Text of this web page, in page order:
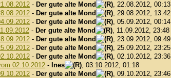
- Der gute alte Mond
, 22.08.2012, 00:13
- Der gute alte Mond
, 29.08.2012, 13:42
- Der gute alte Mond
, 05.09.2012, 00:14
- Der gute alte Mond
, 11.09.2012, 23:48
- Der gute alte Mond
, 23.09.2012, 09:49
- Der gute alte Mond
, 25.09.2012, 23:25
- Der gute alte Mond
, 02.10.2012, 23:36
02.10.2012 - Ines
, 03.10.2012, 01:18
- Der gute alte Mond
, 09.10.2012, 23:46